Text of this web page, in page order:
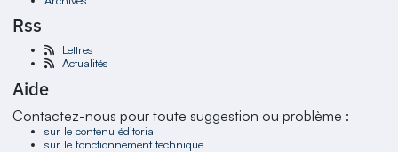
Rss
Lettres
Actualités
Aide
Contactez-nous pour toute suggestion ou problème :
sur le contenu éditorial
sur le fonctionnement technique